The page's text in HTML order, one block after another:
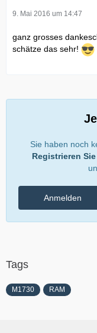
9. Mai 2016 um 14:47
ganz grosses
schätze das sehr!
Sie haben noch
Registrieren
Anmelden
Tags
M1730 RAM